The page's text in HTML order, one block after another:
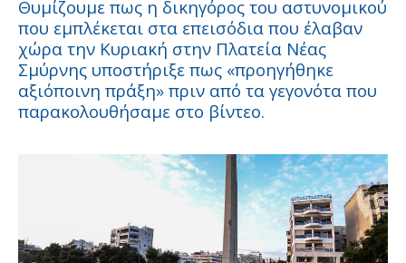
Θυμίζουμε πως η δικηγόρος του αστυνομικού
που εμπλέκεται στα επεισόδια που έλαβαν
χώρα την Κυριακή στην Πλατεία Νέας
Σμύρνης υποστήριξε πως «προηγήθηκε
αξιόποινη πράξη» πριν από τα γεγονότα που
παρακολουθήσαμε στο βίντεο.